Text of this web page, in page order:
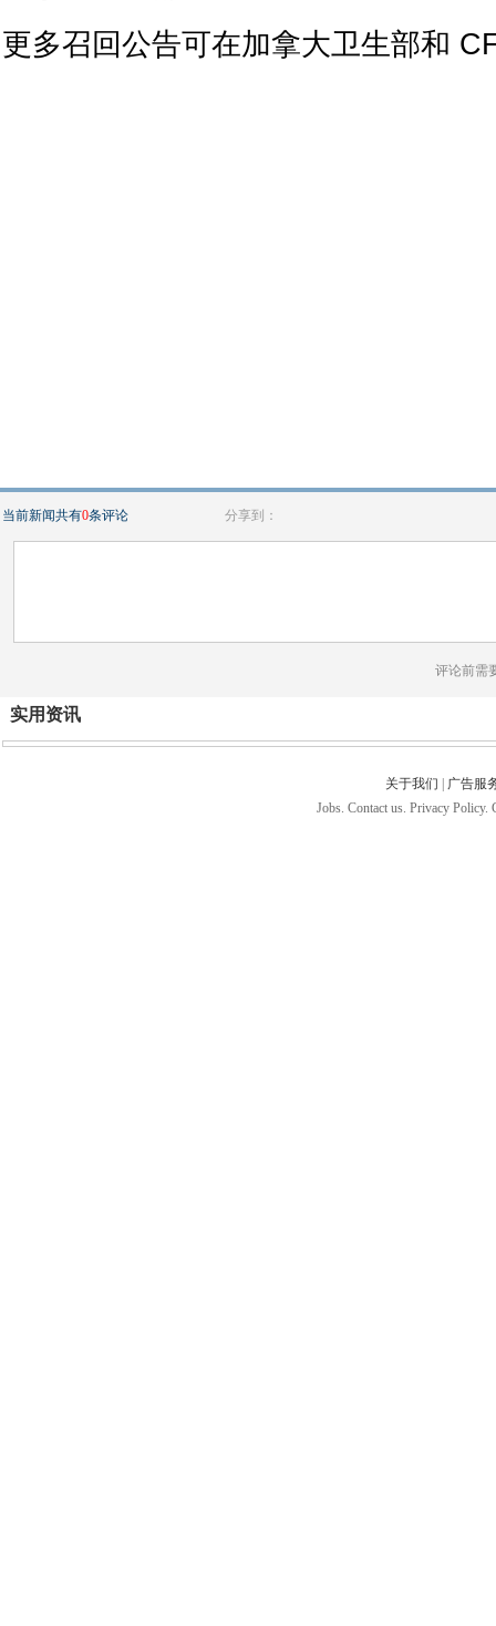
更多召回公告可在加拿大卫生部和
当前新闻共有0条评论 分享到：
评论前需
实用资讯
关于我们
广告服
Jobs. Contact us. Privacy